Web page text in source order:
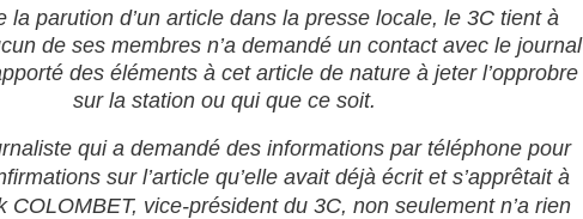
la parution d’un article dans la presse locale, le 3C tient à
de ses membres n’a demandé un contact avec le journal
des éléments à cet article de nature à jeter l’opprobre
sur la station ou qui que ce soit.
qui a demandé des informations par téléphone pour
sur l’article qu’elle avait déjà écrit et s’apprêtait à
COLOMBET, vice-président du 3C, non seulement n’a rien